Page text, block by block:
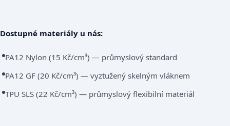
Dostupné materiály u nás:
PA12 Nylon (15 Kč/cm³) — průmyslový standard
PA12 GF (20 Kč/cm³) — vyztužený skelným vláknem
TPU SLS (22 Kč/cm³) — průmyslový flexibilní materiál